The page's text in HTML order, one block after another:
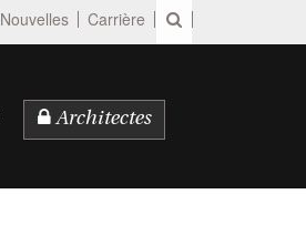
Nouvelles Carrière
Architectes